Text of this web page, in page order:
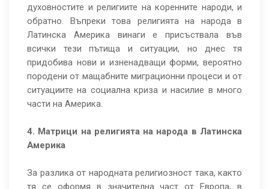
духовностите и религиите на коренните народи, и
обратно. Въпреки това религията на народа в
Латинска Америка винаги е присъствала във
всички тези пътища и ситуации, но днес тя
придобива нови и изненадващи форми, вероятно
породени от мащабните миграционни процеси и от
ситуациите на социална криза и насилие в много
части на Америка.
4. Матрици на религията на народа в Латинска
Америка
За разлика от народната религиозност така, както
тя се оформя в значителна част от Европа, в